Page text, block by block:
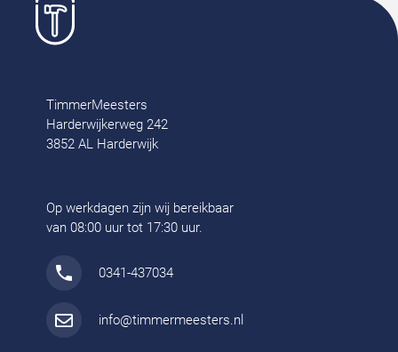
TimmerMeesters
Harderwijkerweg 242
3852 AL Harderwijk
Op werkdagen zijn wij bereikbaar
van 08:00 uur tot 17:30 uur.
0341-437034
info@timmermeesters.nl